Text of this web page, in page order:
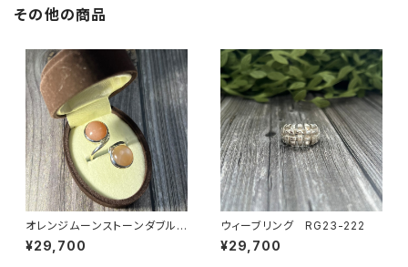
その他の商品
オレンジムーンストーンダブルス
トーンリング RG24-247
¥29,700
ウィーブリング RG23-222
¥29,700